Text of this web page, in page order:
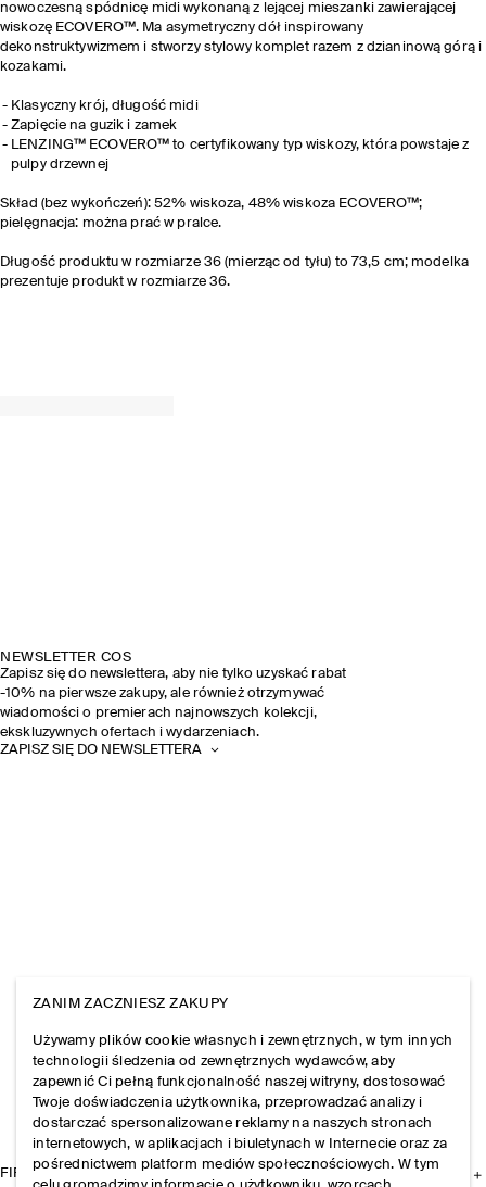
nowoczesną spódnicę midi wykonaną z lejącej mieszanki zawierającej
wiskozę ECOVERO™. Ma asymetryczny dół inspirowany
dekonstruktywizmem i stworzy stylowy komplet razem z dzianinową górą i
kozakami.
Klasyczny krój, długość midi
Zapięcie na guzik i zamek
LENZING™ ECOVERO™ to certyfikowany typ wiskozy, która powstaje z
pulpy drzewnej
Skład (bez wykończeń): 52% wiskoza, 48% wiskoza ECOVERO™;
pielęgnacja: można prać w pralce.
Długość produktu w rozmiarze 36 (mierząc od tyłu) to 73,5 cm; modelka
prezentuje produkt w rozmiarze 36.
NEWSLETTER COS
Zapisz się do newslettera, aby nie tylko uzyskać rabat
-10% na pierwsze zakupy, ale również otrzymywać
wiadomości o premierach najnowszych kolekcji,
ekskluzywnych ofertach i wydarzeniach.
ZAPISZ SIĘ DO NEWSLETTERA
FIRMA
ZANIM ZACZNIESZ ZAKUPY
Używamy plików cookie własnych i zewnętrznych, w tym innych
technologii śledzenia od zewnętrznych wydawców, aby
zapewnić Ci pełną funkcjonalność naszej witryny, dostosować
Twoje doświadczenia użytkownika, przeprowadzać analizy i
dostarczać spersonalizowane reklamy na naszych stronach
internetowych, w aplikacjach i biuletynach w Internecie oraz za
pośrednictwem platform mediów społecznościowych. W tym